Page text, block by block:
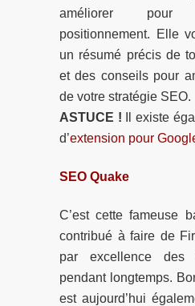
améliorer
positionnement. Elle
un résumé précis de
et des conseils pour
de votre stratégie SEO.
ASTUCE ! Il existe
d’extension pour
SEO Quake
C’est cette fameuse
contribué à faire de
par excellence des
pendant longtemps.
est aujourd’hui